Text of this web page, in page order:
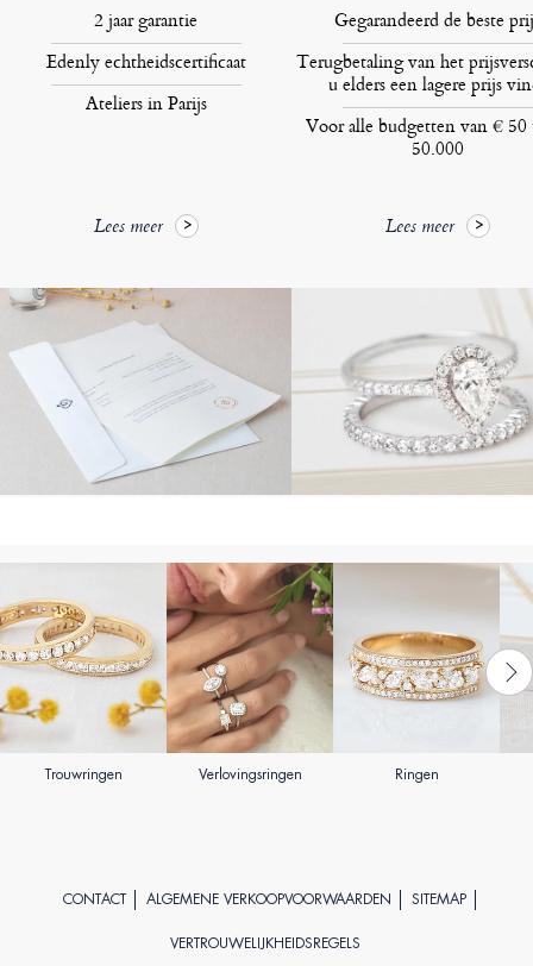
2 jaar garantie
Edenly echtheidscertificaat
Ateliers in Parijs
Lees meer
Gegarandeerd de beste
Terugbetaling van het
u elders een lagere prijs
Voor alle budgetten van €
50.000
Lees meer
Trouwringen Verlovingsringen Ringen
CONTACT ALGEMENE VERKOOPVOORWAARDEN SITEMAP
VERTROUWELIJKHEIDSREGELS